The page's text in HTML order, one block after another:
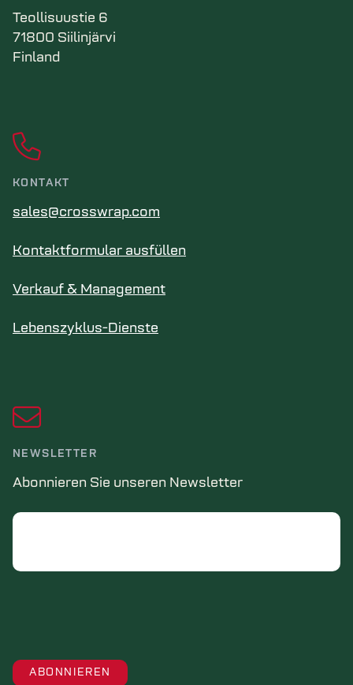
Teollisuustie 6
71800 Siilinjärvi
Finland
KONTAKT
sales@crosswrap.com
Kontaktformular ausfüllen
Verkauf & Management
Lebenszyklus-Dienste
NEWSLETTER
Abonnieren Sie unseren Newsletter
Email